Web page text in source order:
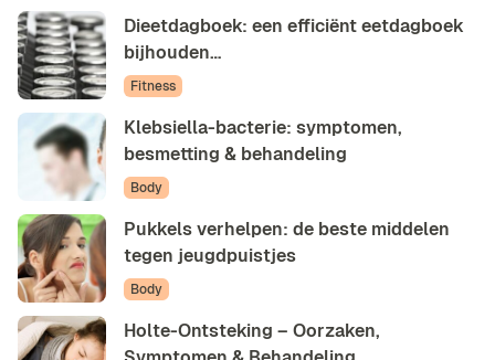
Dieetdagboek: een efficiënt eetdagboek
bijhouden…
Fitness
Klebsiella-bacterie: symptomen,
besmetting & behandeling
Body
Pukkels verhelpen: de beste middelen
tegen jeugdpuistjes
Body
Holte-Ontsteking – Oorzaken,